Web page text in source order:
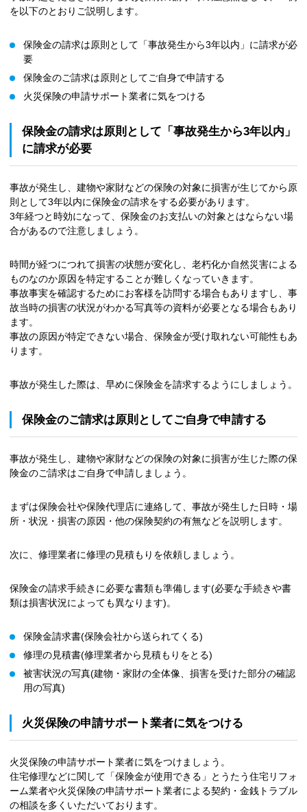
を以下のとおりご説明します。
保険金の請求は原則として「事故発生から3年以内」に請求が必
要
保険金のご請求は原則としてご自身で申請する
火災保険の申請サポート業者に気をつける
保険金の請求は原則として「事故発生から3年以内」
に請求が必要
事故が発生し、建物や家財などの保険の対象に損害が生じてから原
則として3年以内に保険金の請求をする必要があります。
3年経つと時効になって、保険金のお支払いの対象とはならない場
合があるので注意しましょう。
時間が経つにつれて損害の状態が変化し、老朽化か自然災害による
ものなのか原因を特定することが難しくなっていきます。
事故事実を確認するためにお客様を訪問する場合もありますし、事
故当時の損害の状況がわかる写真等の資料が必要となる場合もあり
ます。
事故の原因が特定できない場合、保険金が受け取れない可能性もあ
ります。
事故が発生した際は、早めに保険金を請求するようにしましょう。
保険金のご請求は原則としてご自身で申請する
事故が発生し、建物や家財などの保険の対象に損害が生じた際の保
険金のご請求はご自身で申請しましょう。
まずは保険会社や保険代理店に連絡して、事故が発生した日時・場
所・状況・損害の原因・他の保険契約の有無などを説明します。
次に、修理業者に修理の見積もりを依頼しましょう。
保険金の請求手続きに必要な書類も準備します(必要な手続きや書
類は損害状況によっても異なります)。
保険金請求書(保険会社から送られてくる)
修理の見積書(修理業者から見積もりをとる)
被害状況の写真(建物・家財の全体像、損害を受けた部分の確認
用の写真)
火災保険の申請サポート業者に気をつける
火災保険の申請サポート業者に気をつけましょう。
住宅修理などに関して「保険金が使用できる」とうたう住宅リフォ
ーム業者や火災保険の申請サポート業者による契約・金銭トラブル
の相談を多くいただいております。